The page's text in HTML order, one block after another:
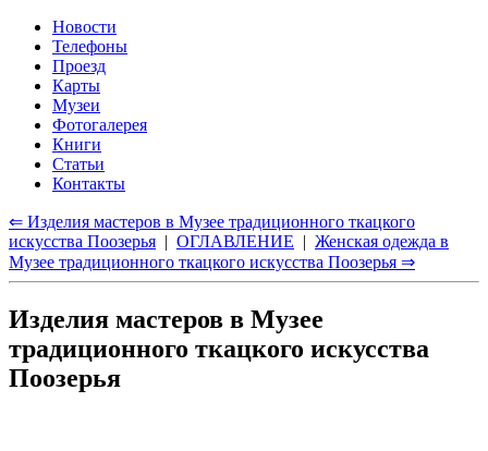
Новости
Телефоны
Проезд
Карты
Музеи
Фотогалерея
Книги
Статьи
Контакты
⇐ Изделия мастеров в Музее традиционного ткацкого
искусства Поозерья | ОГЛАВЛЕНИЕ | Женская одежда в
Музее традиционного ткацкого искусства Поозерья ⇒
Изделия мастеров в Музее
традиционного ткацкого искусства
Поозерья